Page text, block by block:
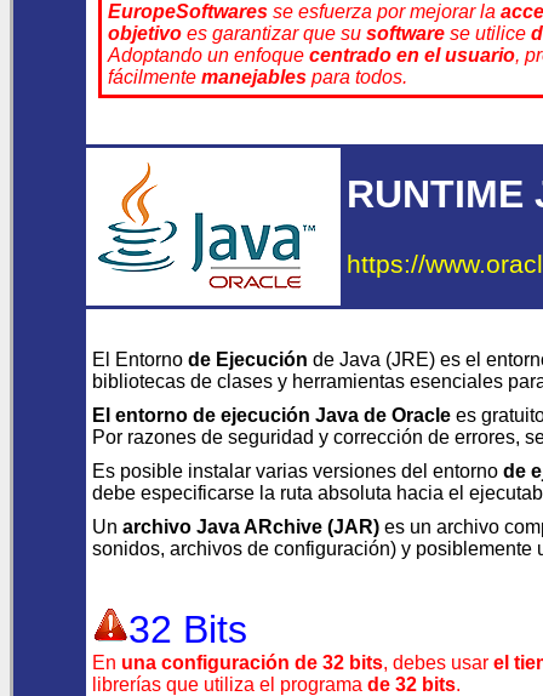
EuropeSoftwares se esfuerza por mejorar la
objetivo es garantizar que su software se utilice
Adoptando un enfoque centrado en el usuario,
fácilmente manejables para todos.
RUNTIME
https://
El Entorno de Ejecución de Java (JRE) es el
bibliotecas de clases y herramientas esenciales
El entorno de ejecución Java de Oracle es
Por razones de seguridad y corrección de errores,
Es posible instalar varias versiones del entorno de
debe especificarse la ruta absoluta hacia el
Un archivo Java ARchive (JAR) es un archivo
sonidos, archivos de configuración) y
32 Bits
En una configuración de 32 bits, debes usar el
librerías que utiliza el programa de 32 bits.